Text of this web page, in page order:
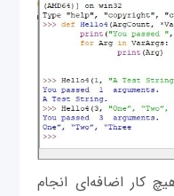
کار اضافه‌ای انجام